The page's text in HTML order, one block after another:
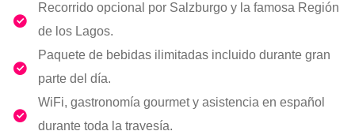
Recorrido opcional por Salzburgo y la famosa Región
de los Lagos.
Paquete de bebidas ilimitadas incluido durante gran
parte del día.
WiFi, gastronomía gourmet y asistencia en español
durante toda la travesía.